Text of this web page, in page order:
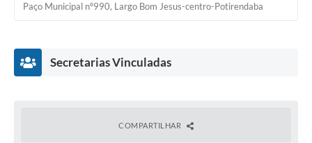
Paço Municipal nº990, Largo Bom Jesus-centro-Potirendaba
Secretarias Vinculadas
COMPARTILHAR